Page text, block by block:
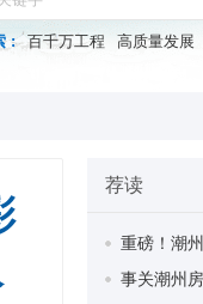
: 百千万工程 高质量发展
荐读
事关潮州